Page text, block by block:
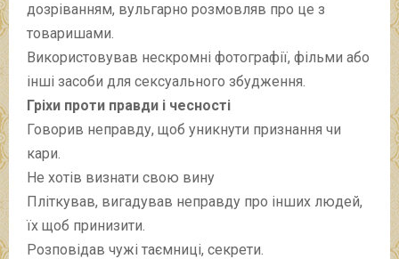
дозріванням, вульгарно розмовляв про це з
товаришами.
Використовував нескромні фотографії, фільми або
інші засоби для сексуального збудження.
Гріхи проти правди і чесності
Говорив неправду, щоб уникнути признання чи
кари.
Не хотів визнати свою вину
Пліткував, вигадував неправду про інших людей,
їх щоб принизити.
Розповідав чужі таємниці, секрети.